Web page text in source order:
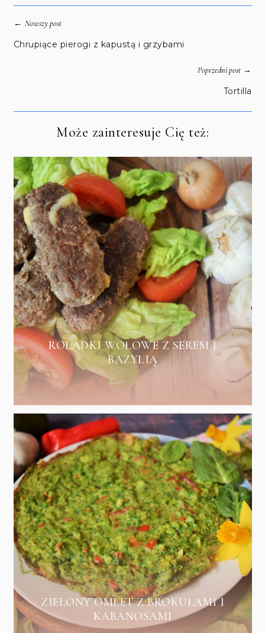
← Nowszy post
Chrupiące pierogi z kapustą i grzybami
Poprzedni post→
Tortilla
Może zainteresuje Cię też:
ROLADKI WOŁOWE Z SEREM I
BAZYLIĄ
ZIELONY OMLET Z BROKUŁAMI I
KABANOSAMI